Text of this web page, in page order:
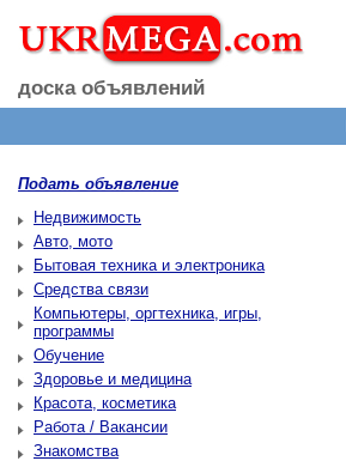
доска объявлений
Подать объявление
Недвижимость
Авто, мото
Бытовая техника и электроника
Средства связи
Компьютеры, оргтехника, игры,
программы
Обучение
Здоровье и медицина
Красота, косметика
Работа / Вакансии
Знакомства